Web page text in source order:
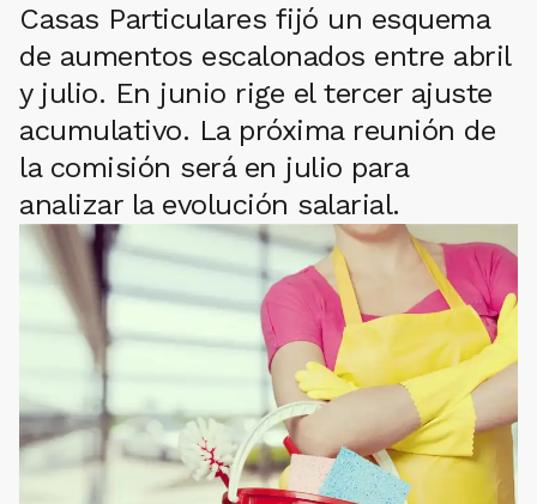
Casas Particulares fijó un esquema
de aumentos escalonados entre abril
y julio. En junio rige el tercer ajuste
acumulativo. La próxima reunión de
la comisión será en julio para
analizar la evolución salarial.